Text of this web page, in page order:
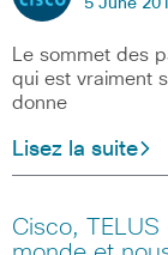
5 June
Le sommet des
qui est vraiment
donne
Lisez la suite
Cisco,